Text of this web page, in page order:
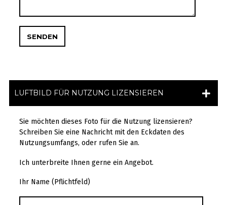
LUFTBILD FÜR NUTZUNG LIZENSIEREN
Sie möchten dieses Foto für die Nutzung lizensieren?
Schreiben Sie eine Nachricht mit den Eckdaten des
Nutzungsumfangs, oder rufen Sie an.
Ich unterbreite Ihnen gerne ein Angebot.
Ihr Name (Pflichtfeld)